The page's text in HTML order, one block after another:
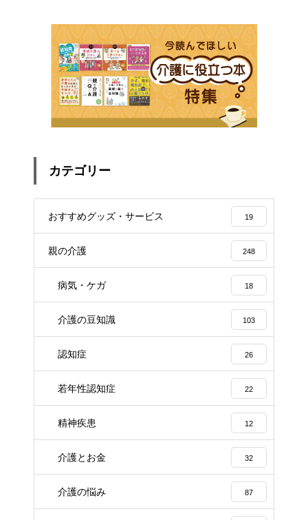
カテゴリー
おすすめグッズ・サービス 19
親の介護 248
病気・ケガ 18
介護の豆知識 103
認知症 26
若年性認知症 22
精神疾患 12
介護とお金 32
介護の悩み 87